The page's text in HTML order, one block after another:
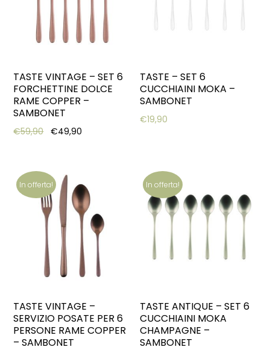
TASTE VINTAGE – SET 6
FORCHETTINE DOLCE
RAME COPPER –
SAMBONET
€59,90 Original price was: €59,90.
€49,90
TASTE – SET 6
CUCCHIAINI MOKA –
SAMBONET
€19,90
In offerta!
TASTE VINTAGE –
SERVIZIO POSATE PER 6
PERSONE RAME COPPER
– SAMBONET
In offerta!
TASTE ANTIQUE – SET 6
CUCCHIAINI MOKA
CHAMPAGNE –
SAMBONET